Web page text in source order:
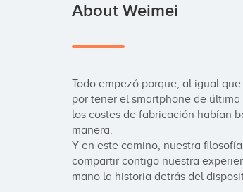
About Weimei
Todo empezó porque, al igual
por tener el smartphone de
los costes de fabricación habían
manera.
Y en este camino, nuestra
compartir contigo nuestra
mano la historia detrás del